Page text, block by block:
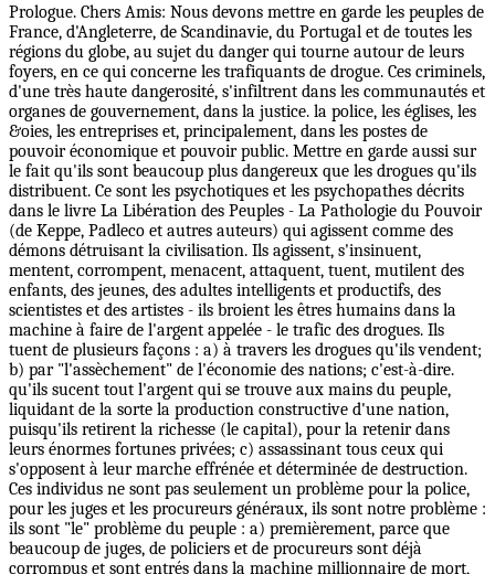
Prologue. Chers Amis: Nous devons mettre en garde les peuples de
France, d'Angleterre, de Scandinavie, du Portugal et de toutes les
régions du globe, au sujet du danger qui tourne autour de leurs
foyers, en ce qui concerne les trafiquants de drogue. Ces criminels,
d'une très haute dangerosité, s'infiltrent dans les communautés et
organes de gouvernement, dans la justice. la police, les églises, les
&oies, les entreprises et, principalement, dans les postes de
pouvoir économique et pouvoir public. Mettre en garde aussi sur
le fait qu'ils sont beaucoup plus dangereux que les drogues qu'ils
distribuent. Ce sont les psychotiques et les psychopathes décrits
dans le livre La Libération des Peuples - La Pathologie du Pouvoir
(de Keppe, Padleco et autres auteurs) qui agissent comme des
démons détruisant la civilisation. Ils agissent, s'insinuent,
mentent, corrompent, menacent, attaquent, tuent, mutilent des
enfants, des jeunes, des adultes intelligents et productifs, des
scientistes et des artistes - ils broient les êtres humains dans la
machine à faire de l'argent appelée - le trafic des drogues. Ils
tuent de plusieurs façons : a) à travers les drogues qu'ils vendent;
b) par "l'assèchement" de l'économie des nations; c'est-à-dire.
qu'ils sucent tout l'argent qui se trouve aux mains du peuple,
liquidant de la sorte la production constructive d'une nation,
puisqu'ils retirent la richesse (le capital), pour la retenir dans
leurs énormes fortunes privées; c) assassinant tous ceux qui
s'opposent à leur marche effrénée et déterminée de destruction.
Ces individus ne sont pas seulement un problème pour la police,
pour les juges et les procureurs généraux, ils sont notre problème :
ils sont "le" problème du peuple : a) premièrement, parce que
beaucoup de juges, de policiers et de procureurs sont déjà
corrompus et sont entrés dans la machine millionnaire de mort,